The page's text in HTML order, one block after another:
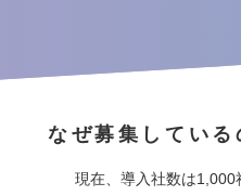
なぜ募集している
現在、導入社数は